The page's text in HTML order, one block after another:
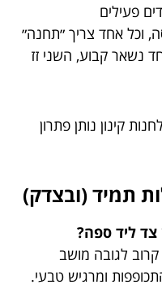
פעילים
וכל אחד צריך ״תחנה״
נשאר קבוע, השני זז
קינון נותן פתרון
תמיד (ובצדק)
צד ליד ספה?
לגובה מושב
ומרגיש טבעי.